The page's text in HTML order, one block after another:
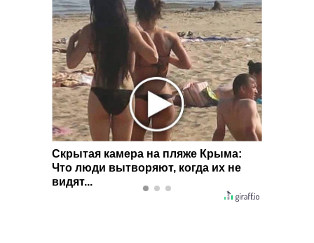
Скрытая камера на пляже Крыма:
Что люди вытворяют, когда их не
видят...